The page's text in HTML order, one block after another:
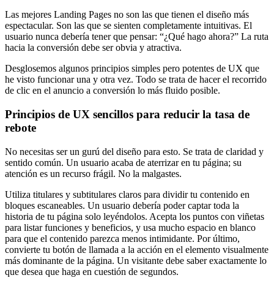
Las mejores Landing Pages no son las que tienen el diseño más
espectacular. Son las que se sienten completamente intuitivas. El
usuario nunca debería tener que pensar: “¿Qué hago ahora?” La ruta
hacia la conversión debe ser obvia y atractiva.
Desglosemos algunos principios simples pero potentes de UX que
he visto funcionar una y otra vez. Todo se trata de hacer el recorrido
de clic en el anuncio a conversión lo más fluido posible.
Principios de UX sencillos para reducir la tasa de
rebote
No necesitas ser un gurú del diseño para esto. Se trata de claridad y
sentido común. Un usuario acaba de aterrizar en tu página; su
atención es un recurso frágil. No la malgastes.
Utiliza titulares y subtitulares claros para dividir tu contenido en
bloques escaneables. Un usuario debería poder captar toda la
historia de tu página solo leyéndolos. Acepta los puntos con viñetas
para listar funciones y beneficios, y usa mucho espacio en blanco
para que el contenido parezca menos intimidante. Por último,
convierte tu botón de llamada a la acción en el elemento visualmente
más dominante de la página. Un visitante debe saber exactamente lo
que desea que haga en cuestión de segundos.